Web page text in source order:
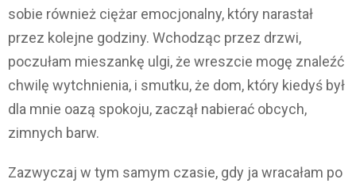
sobie również ciężar emocjonalny, który narastał
przez kolejne godziny. Wchodząc przez drzwi,
poczułam mieszankę ulgi, że wreszcie mogę znaleźć
chwilę wytchnienia, i smutku, że dom, który kiedyś był
dla mnie oazą spokoju, zaczął nabierać obcych,
zimnych barw.
Zazwyczaj w tym samym czasie, gdy ja wracałam po